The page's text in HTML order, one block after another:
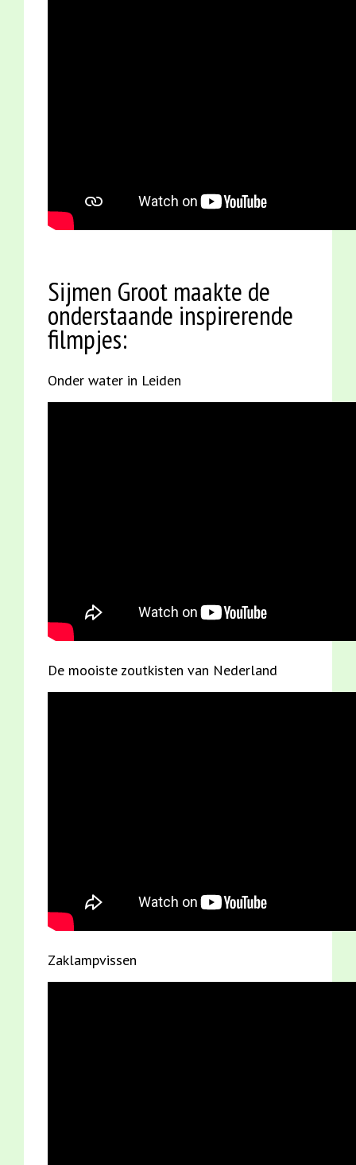
Sijmen Groot maakte de
onderstaande inspirerende
filmpjes:
Onder water in Leiden
De mooiste zoutkisten van Nederland
Zaklampvissen